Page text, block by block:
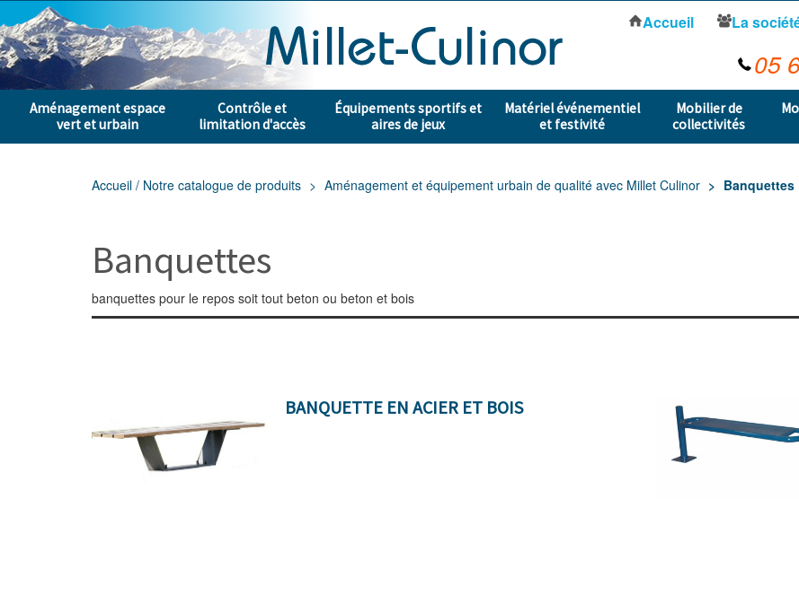
Aménagement espace
vert et urbain
Contrôle et
limitation d'accès
Équipements sportifs et
aires de jeux
Matériel événementiel
et festivité
Mobilier de
collectivités
Accueil La
05
Accueil / Notre catalogue de produits Aménagement et équipement urbain de qualité avec Millet Culinor Banquettes
Banquettes
banquettes pour le repos soit tout beton ou beton et bois
BANQUETTE EN ACIER ET BOIS